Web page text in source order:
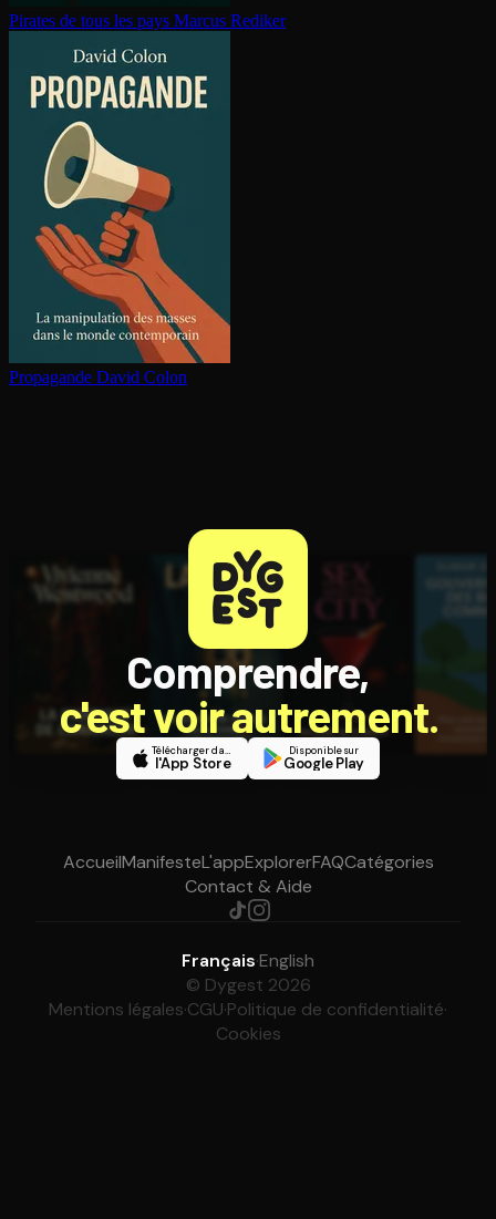
Pirates de tous les pays Marcus Rediker
Propagande David Colon
Comprendre,
c'est voir autrement.
Télécharger dans
l'App Store
Disponible sur
Google Play
AccueilManifesteL'appExplorerFAQCatégories
Contact & Aide
Français·English
© Dygest 2026
Mentions légales·CGU·Politique de confidentialité·
Cookies